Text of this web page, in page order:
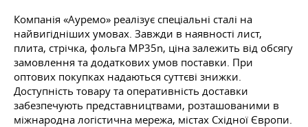
Компанія «Ауремо» реалізує спеціальні сталі на
найвигідніших умовах. Завжди в наявності лист,
плита, стрічка, фольга MP35n, ціна залежить від обсягу
замовлення та додаткових умов поставки. При
оптових покупках надаються суттєві знижки.
Доступність товару та оперативність доставки
забезпечують представництвами, розташованими в
міжнародна логістична мережа, містах Східної Європи.